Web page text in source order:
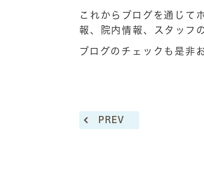
これからブログを通じて
報、院内情報、スタッフ
ブログのチェックも是非
PREV